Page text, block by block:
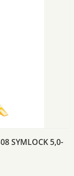
SYMLOCK 5,0-